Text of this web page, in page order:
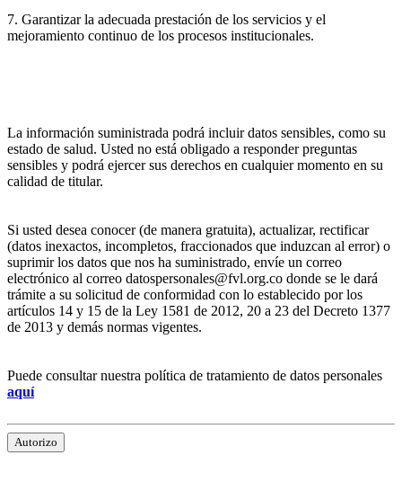
7. Garantizar la adecuada prestación de los servicios y el
mejoramiento continuo de los procesos institucionales.
La información suministrada podrá incluir datos sensibles, como su
estado de salud. Usted no está obligado a responder preguntas
sensibles y podrá ejercer sus derechos en cualquier momento en su
calidad de titular.
Si usted desea conocer (de manera gratuita), actualizar, rectificar
(datos inexactos, incompletos, fraccionados que induzcan al error) o
suprimir los datos que nos ha suministrado, envíe un correo
electrónico al correo datospersonales@fvl.org.co donde se le dará
trámite a su solicitud de conformidad con lo establecido por los
artículos 14 y 15 de la Ley 1581 de 2012, 20 a 23 del Decreto 1377
de 2013 y demás normas vigentes.
Puede consultar nuestra política de tratamiento de datos personales
aquí
Autorizo